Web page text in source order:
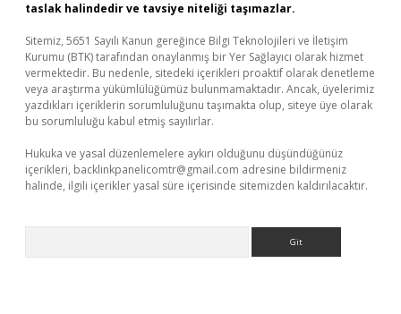
taslak halindedir ve tavsiye niteliği taşımazlar.
Sitemiz, 5651 Sayılı Kanun gereğince Bilgi Teknolojileri ve İletişim
Kurumu (BTK) tarafından onaylanmış bir Yer Sağlayıcı olarak hizmet
vermektedir. Bu nedenle, sitedeki içerikleri proaktif olarak denetleme
veya araştırma yükümlülüğümüz bulunmamaktadır. Ancak, üyelerimiz
yazdıkları içeriklerin sorumluluğunu taşımakta olup, siteye üye olarak
bu sorumluluğu kabul etmiş sayılırlar.
Hukuka ve yasal düzenlemelere aykırı olduğunu düşündüğünüz
içerikleri, backlinkpanelicomtr@gmail.com adresine bildirmeniz
halinde, ilgili içerikler yasal süre içerisinde sitemizden kaldırılacaktır.